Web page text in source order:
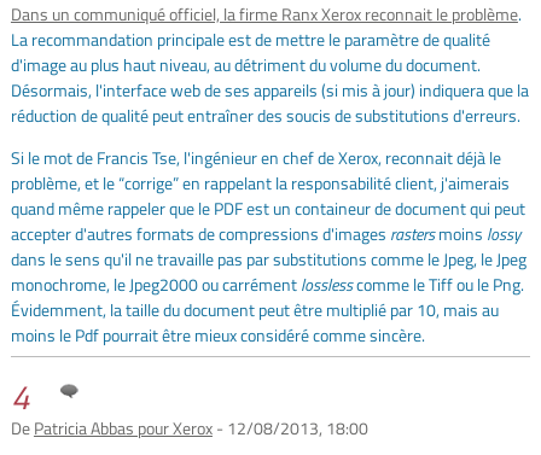
Dans un communiqué officiel, la firme Ranx Xerox reconnait le problème.
La recommandation principale est de mettre le paramètre de qualité
d'image au plus haut niveau, au détriment du volume du document.
Désormais, l'interface web de ses appareils (si mis à jour) indiquera que la
réduction de qualité peut entraîner des soucis de substitutions d'erreurs.
Si le mot de Francis Tse, l'ingénieur en chef de Xerox, reconnait déjà le
problème, et le “corrige” en rappelant la responsabilité client, j'aimerais
quand même rappeler que le PDF est un containeur de document qui peut
accepter d'autres formats de compressions d'images rastersmoins lossy
dans le sens qu'il ne travaille pas par substitutions comme le Jpeg, le Jpeg
monochrome, le Jpeg2000 ou carrémentlosslesscomme le Tiff ou le Png.
Évidemment, la taille du document peut être multiplié par 10, mais au
moins le Pdf pourrait être mieux considéré comme sincère.
4
DePatricia Abbas pour Xerox- 12/08/2013, 18:00